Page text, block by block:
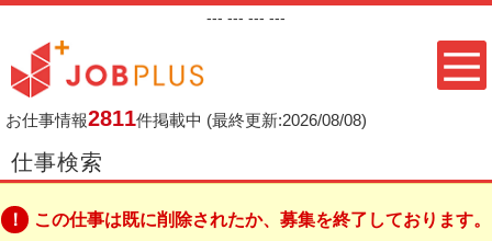
--- --- --- ---
お仕事情報2811件掲載中 (最終更新:2026/08/08)
仕事検索
この仕事は既に削除されたか、募集を終了しております。